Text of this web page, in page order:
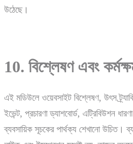
উঠেছে।
10. বিশ্লেষণ এবং
এই মডিউলে ওয়েবসাইট বিশ্লেষণ, উৎস
ইভেন্ট, প্রচারণা ড্যাশবোর্ড, এট্রিবিউশন
ব্যবসায়িক সূচকের পার্থক্য শেখানো উচিত।